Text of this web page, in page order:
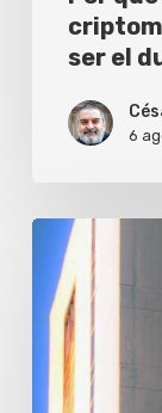
dueño
ser el
6
ICBC
lanza
premio